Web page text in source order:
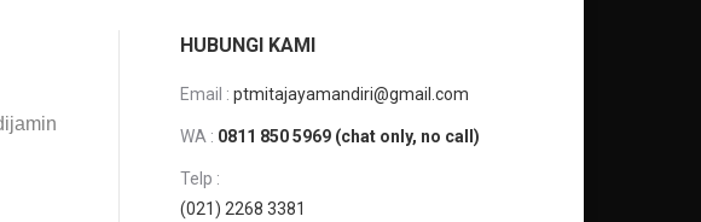
HUBUNGI KAMI
Email : ptmitajayamandiri@gmail.com
WA : 0811 850 5969 (chat only, no call)
Telp :
(021) 2268 3381